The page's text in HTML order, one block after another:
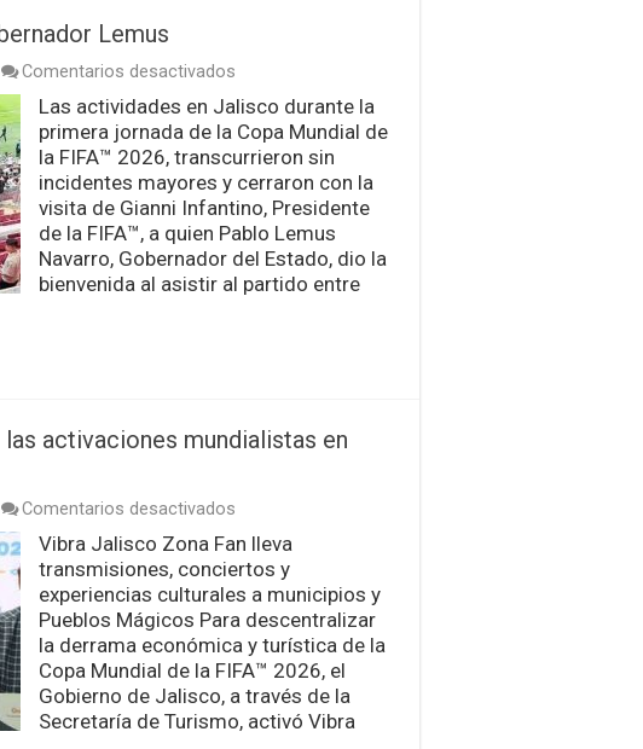
Lemus
Comentarios desactivadosen
presidente
de
la
al
gobernador
Lemus
Las actividades en Jalisco durante la
primera jornada de la Copa Mundial de
la FIFA™ 2026, transcurrieron sin
incidentes mayores y cerraron con la
visita de Gianni Infantino, Presidente
de la FIFA™, a quien Pablo Lemus
Navarro, Gobernador del Estado, dio la
bienvenida al asistir al partido entre
activaciones mundialistas en
Comentarios desactivadosen
más
de
50
mil
personas
las
activaciones
mundialistas
en
Jalisco
Vibra Jalisco Zona Fan lleva
transmisiones, conciertos y
experiencias culturales a municipios y
Pueblos Mágicos Para descentralizar
la derrama económica y turística de la
Copa Mundial de la FIFA™ 2026, el
Gobierno de Jalisco, a través de la
Secretaría de Turismo, activó Vibra